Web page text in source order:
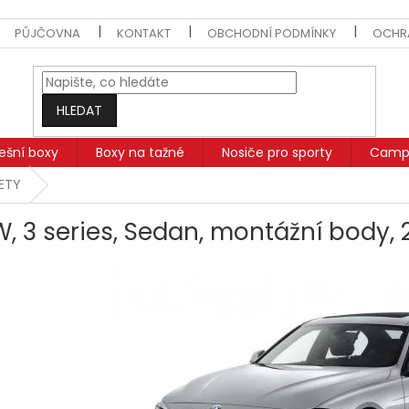
PŮJČOVNA KONTAKT OBCHODNÍ PODMÍNKY
HLEDAT
boxy Boxy na tažné Nosiče pro sporty
3 series, Sedan, montážní body,